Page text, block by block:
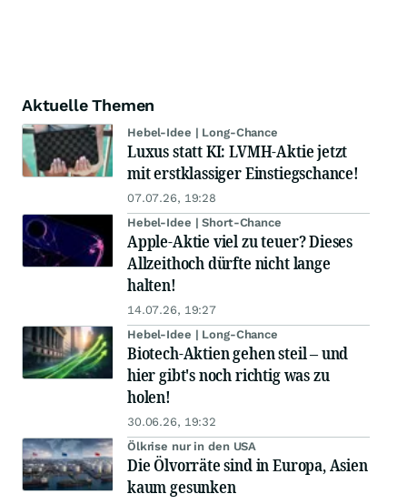
Aktuelle Themen
Hebel-Idee | Long-Chance
Luxus statt KI: LVMH-Aktie jetzt
mit erstklassiger Einstiegschance!
07.07.26, 19:28
Hebel-Idee | Short-Chance
Apple-Aktie viel zu teuer? Dieses
Allzeithoch dürfte nicht lange
halten!
14.07.26, 19:27
Hebel-Idee | Long-Chance
Biotech-Aktien gehen steil – und
hier gibt's noch richtig was zu
holen!
30.06.26, 19:32
Ölkrise nur in den USA
Die Ölvorräte sind in Europa, Asien
kaum gesunken